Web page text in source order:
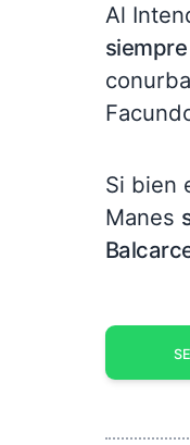
Al
Si bien
Manes